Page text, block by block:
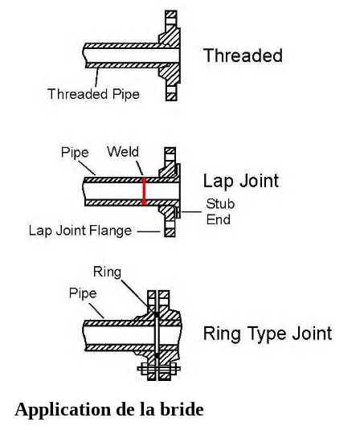
Application de la bride